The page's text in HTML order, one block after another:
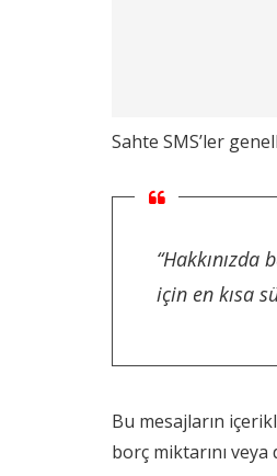
Sahte SMS’ler
için en kısa
Bu mesajların
borç miktarını